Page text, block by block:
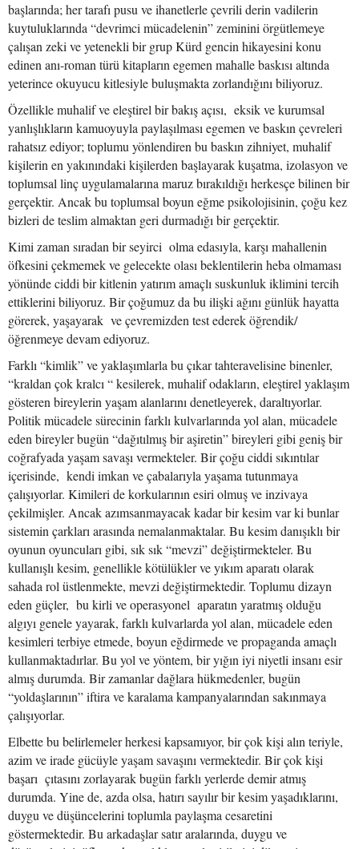
başlarında; her tarafı pusu ve ihanetlerle çevrili derin vadilerin
kuytuluklarında “devrimci mücadelenin” zeminini örgütlemeye
çalışan zeki ve yetenekli bir grup Kürd gencin hikayesini konu
edinen anı-roman türü kitapların egemen mahalle baskısı altında
yeterince okuyucu kitlesiyle buluşmakta zorlandığını biliyoruz.
Özellikle muhalif ve eleştirel bir bakış açısı, eksik ve kurumsal
yanlışlıkların kamuoyuyla paylaşılması egemen ve baskın çevreleri
rahatsız ediyor; toplumu yönlendiren bu baskın zihniyet, muhalif
kişilerin en yakınındaki kişilerden başlayarak kuşatma, izolasyon ve
toplumsal linç uygulamalarına maruz bırakıldığı herkesçe bilinen bir
gerçektir. Ancak bu toplumsal boyun eğme psikolojisinin, çoğu kez
bizleri de teslim almaktan geri durmadığı bir gerçektir.
Kimi zaman sıradan bir seyirci olma edasıyla, karşı mahallenin
öfkesini çekmemek ve gelecekte olası beklentilerin heba olmaması
yönünde ciddi bir kitlenin yatırım amaçlı suskunluk iklimini tercih
ettiklerini biliyoruz. Bir çoğumuz da bu ilişki ağını günlük hayatta
görerek, yaşayarak ve çevremizden test ederek öğrendik/
öğrenmeye devam ediyoruz.
Farklı “kimlik” ve yaklaşımlarla bu çıkar tahteravelisine binenler,
“kraldan çok kralcı “ kesilerek, muhalif odakların, eleştirel yaklaşım
gösteren bireylerin yaşam alanlarını denetleyerek, daraltıyorlar.
Politik mücadele sürecinin farklı kulvarlarında yol alan, mücadele
eden bireyler bugün “dağıtılmış bir aşiretin” bireyleri gibi geniş bir
coğrafyada yaşam savaşı vermekteler. Bir çoğu ciddi sıkıntılar
içerisinde, kendi imkan ve çabalarıyla yaşama tutunmaya
çalışıyorlar. Kimileri de korkularının esiri olmuş ve inzivaya
çekilmişler. Ancak azımsanmayacak kadar bir kesim var ki bunlar
sistemin çarkları arasında nemalanmaktalar. Bu kesim danışıklı bir
oyunun oyuncuları gibi, sık sık “mevzi” değiştirmekteler. Bu
kullanışlı kesim, genellikle kötülükler ve yıkım aparatı olarak
sahada rol üstlenmekte, mevzi değiştirmektedir. Toplumu dizayn
eden güçler, bu kirli ve operasyonel aparatın yaratmış olduğu
algıyı genele yayarak, farklı kulvarlarda yol alan, mücadele eden
kesimleri terbiye etmede, boyun eğdirmede ve propaganda amaçlı
kullanmaktadırlar. Bu yol ve yöntem, bir yığın iyi niyetli insanı esir
almış durumda. Bir zamanlar dağlara hükmedenler, bugün
“yoldaşlarının” iftira ve karalama kampanyalarından sakınmaya
çalışıyorlar.
Elbette bu belirlemeler herkesi kapsamıyor, bir çok kişi alın teriyle,
azim ve irade gücüyle yaşam savaşını vermektedir. Bir çok kişi
başarı çıtasını zorlayarak bugün farklı yerlerde demir atmış
durumda. Yine de, azda olsa, hatırı sayılır bir kesim yaşadıklarını,
duygu ve düşüncelerini toplumla paylaşma cesaretini
göstermektedir. Bu arkadaşlar satır aralarında, duygu ve